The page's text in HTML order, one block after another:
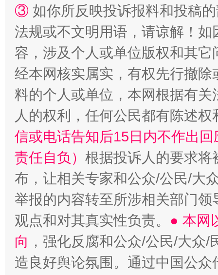
招工难、用工荒背后
③ 如你所反映投诉报料和投稿
法规或不文明用语，请谅解！
容，涉及个人或单位版权和其它
经本网核实属实，有权先行撤
料的个人或单位，本网根据有
人的权利，任何公民都有陈述
信或电话告知后15日内不作出
责任自负） 根据投诉人的要求将
布，让相关专家和公众/公民/大
举报的内容转至所涉相关部门
观点和对其真实性负责。 ● 本网
向 ，强化反腐和公众/公民/大众
造良好舆论氛围。通过中国公